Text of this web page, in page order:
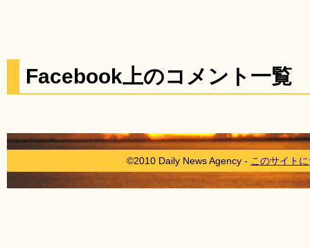
Facebook上のコメント一覧
©2010 Daily News Agency - このサイト